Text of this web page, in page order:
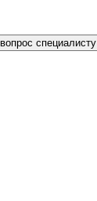
специалисту